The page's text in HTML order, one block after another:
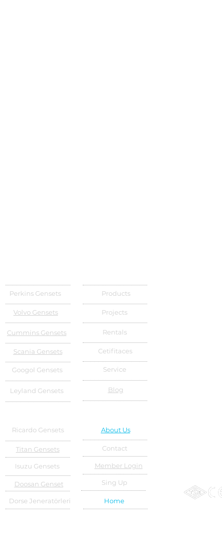
Perkins Gensets
Volvo Gensets
Cummins Gensets
Scania Gensets
Googol Gensets
Leyland Gensets
Products
Projects
Rentals
Cetifitaces
Service
Blog
Ricardo Gensets
Titan Gensets
Isuzu Gensets
Doosan Genset
Dorse Jeneratörleri
About Us
Contact
Member Login
Sing Up
Home